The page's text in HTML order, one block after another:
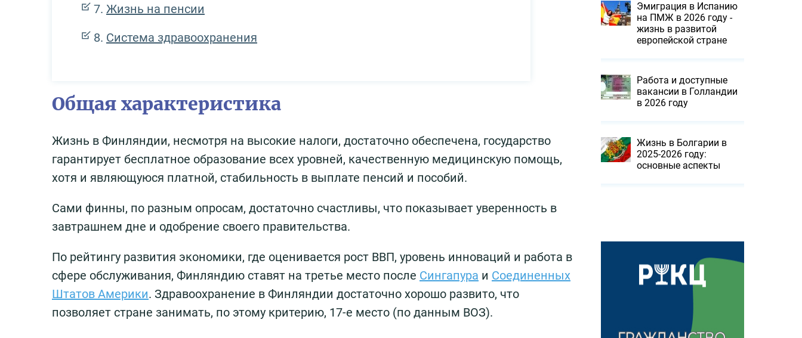
Жизнь на пенсии
Система здравоохранения
Общая характеристика
Жизнь в Финляндии, несмотря на высокие налоги, достаточно обеспечена, государство
гарантирует бесплатное образование всех уровней, качественную медицинскую помощь,
хотя и являющуюся платной, стабильность в выплате пенсий и пособий.
Сами финны, по разным опросам, достаточно счастливы, что показывает уверенность в
завтрашнем дне и одобрение своего правительства.
По рейтингу развития экономики, где оценивается рост ВВП, уровень инноваций и работа в
сфере обслуживания, Финляндию ставят на третье место после Сингапура и Соединенных
Штатов Америки. Здравоохранение в Финляндии достаточно хорошо развито, что
позволяет стране занимать, по этому критерию, 17-е место (по данным ВОЗ).
Эмиграция в Испанию
на ПМЖ в 2026 году -
жизнь в развитой
европейской стране
Работа и доступные
вакансии в Голландии
в 2026 году
Жизнь в Болгарии в
2025-2026 году:
основные аспекты